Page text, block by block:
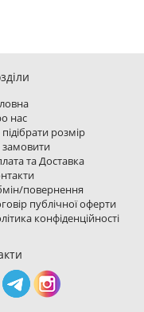
нас
розмір
замовити
та Доставка
повернення
публічної оферти
конфіденційності